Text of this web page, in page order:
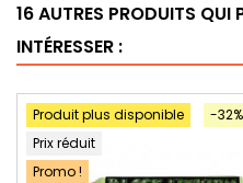
16 AUTRES PRODUITS QUI
INTÉRESSER :
-32%
Produit plus disponible
Prix réduit
Promo !